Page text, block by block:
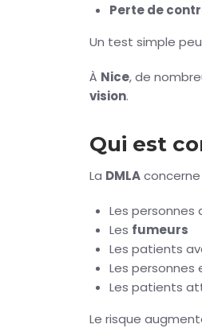
Perte de
Un test simple
À Nice, de
vision.
Qui est
La DMLA
Les personnes
Les fumeurs
Les patients
Les personnes
Les patients
Le risque